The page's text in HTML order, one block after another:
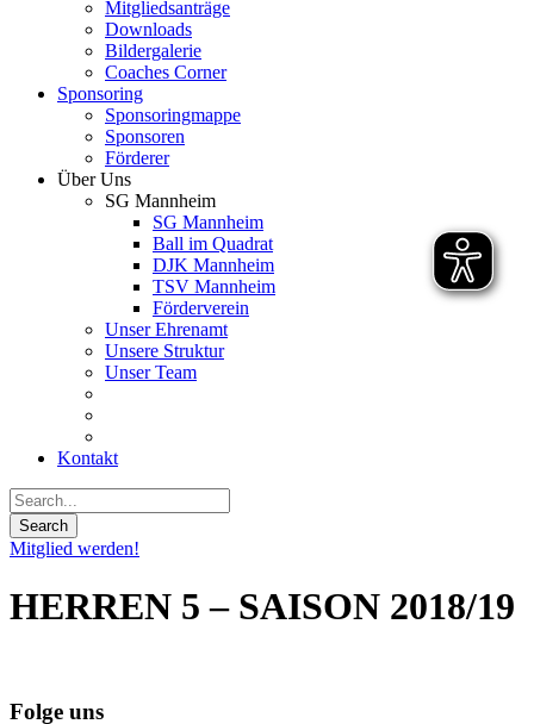
Mitgliedsanträge
Downloads
Bildergalerie
Coaches Corner
Sponsoring
Sponsoringmappe
Sponsoren
Förderer
Über Uns
SG Mannheim
SG Mannheim
Ball im Quadrat
DJK Mannheim
TSV Mannheim
Förderverein
Unser Ehrenamt
Unsere Struktur
Unser Team
Kontakt
Mitglied werden!
HERREN 5 – SAISON 2018/19
Folge uns